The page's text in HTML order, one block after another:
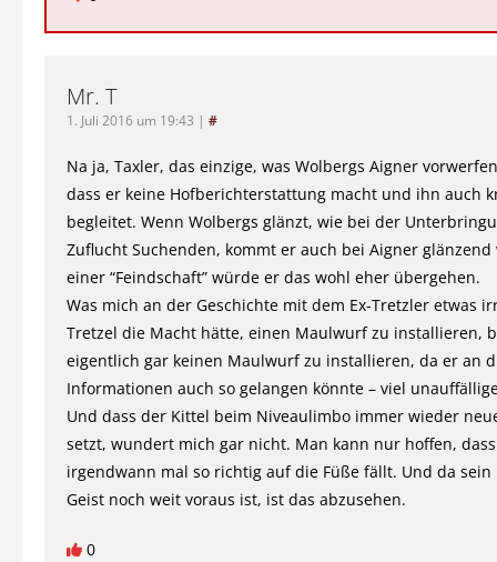
Mr. T
1. Juli 2016 um 19:43 | #
Na ja, Taxler, das einzige, was Wolbergs Aigner
dass er keine Hofberichterstattung macht und ihn auch
begleitet. Wenn Wolbergs glänzt, wie bei der
Zuflucht Suchenden, kommt er auch bei Aigner glänzend
einer “Feindschaft” würde er das wohl eher übergehen.
Was mich an der Geschichte mit dem Ex-Tretzler etwas
Tretzel die Macht hätte, einen Maulwurf zu installieren,
eigentlich gar keinen Maulwurf zu installieren, da er an
Informationen auch so gelangen könnte – viel
Und dass der Kittel beim Niveaulimbo immer wieder
setzt, wundert mich gar nicht. Man kann nur hoffen,
irgendwann mal so richtig auf die Füße fällt. Und da sein
Geist noch weit voraus ist, ist das abzusehen.
0